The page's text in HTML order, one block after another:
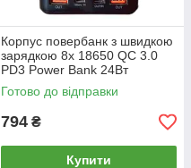
Корпус повербанк з швидкою
зарядкою 8x 18650 QC 3.0
PD3 Power Bank 24Вт
30000mAh USB Type-C
Lightning IP5328
Готово до відправки
794 ₴
Купити